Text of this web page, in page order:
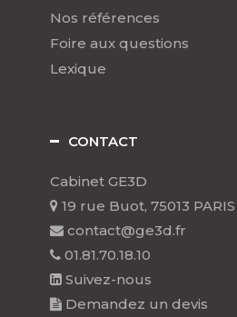
Nos références
Foire aux questions
Lexique
CONTACT
Cabinet GE3D
19 rue Buot, 75013 PARIS
contact@ge3d.fr
01.81.70.18.10
Suivez-nous
Demandez un devis